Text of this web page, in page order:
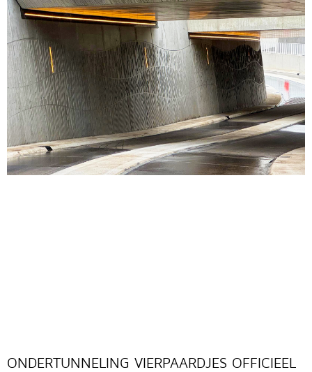
ONDERTUNNELING VIERPAARDJES OFFICIEEL